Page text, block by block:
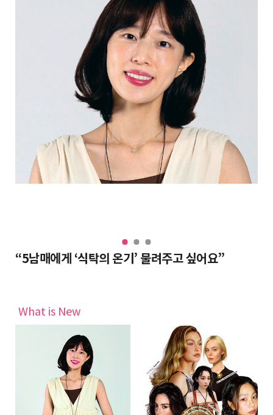
“5남매에게 ‘식탁의 온기’ 물려주고 싶어요”
What is New